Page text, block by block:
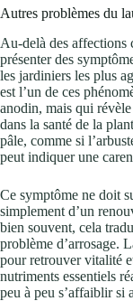
Autres problèmes du
Au-delà des affections
présenter des
les jardiniers les plus
est l’un de ces
anodin, mais qui
dans la santé de la
pâle, comme si
peut indiquer une
Ce symptôme ne doit
simplement d’un
bien souvent, cela
problème d’arrosage.
pour retrouver vitalité
nutriments essentiels
peu à peu s’affaiblir si